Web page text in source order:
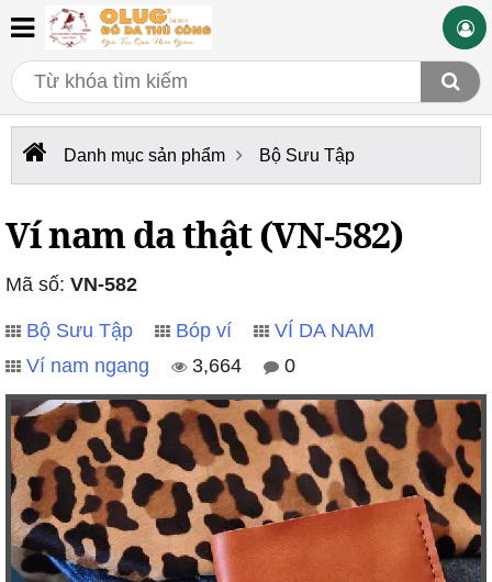
Danh mục sản phẩm Bộ Sưu Tập
Ví nam da thật (VN-582)
Mã số: VN-582
Bộ Sưu Tập Bóp ví
VÍ DA NAM
Ví nam ngang
3,664 0